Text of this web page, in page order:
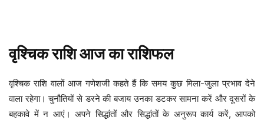
वृश्चिकराशिआजकाराशिफल
वृश्चिक राशि वालों आज गणेशजी कहते हैं कि समय कुछ मिला-जुला प्रभाव देने
वाला रहेगा। चुनौतियों से डरने की बजाय उनका डटकर सामना करें और दूसरों के
बहकावे में न आएं। अपने सिद्धांतों और सिद्धांतों के अनुरूप कार्य करें, आपको